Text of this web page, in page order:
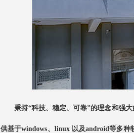
秉持“科技、稳定、可靠”的理念和强
供基于windows、linux 以及android等多种